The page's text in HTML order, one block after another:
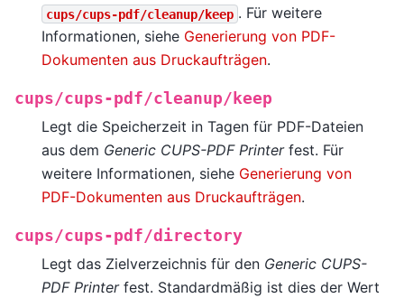
cups/cups-pdf/cleanup/keep . Für weitere
Informationen, siehe Generierung von PDF-
Dokumenten aus Druckaufträgen.
cups/cups-pdf/cleanup/keep
Legt die Speicherzeit in Tagen für PDF-Dateien
aus dem Generic CUPS-PDF Printerfest. Für
weitere Informationen, siehe Generierung von
PDF-Dokumenten aus Druckaufträgen.
cups/cups-pdf/directory
Legt das Zielverzeichnis für den Generic CUPS-
PDF Printerfest. Standardmäßig ist dies der Wert